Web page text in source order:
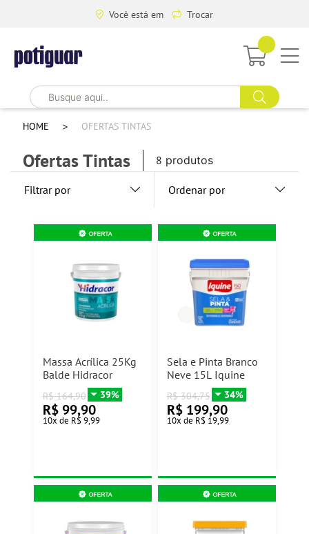
Você está em Trocar
HOME OFERTAS TINTAS
Ofertas Tintas 8 produtos
Filtrar por Ordenar por
Massa Acrílica 25Kg
Balde Hidracor
R$ 164,90 39%
R$ 99,90
10x de R$ 9,99
Sela e Pinta Branco
Neve 15L Iquine
R$ 304,75 34%
R$ 199,90
10x de R$ 19,99